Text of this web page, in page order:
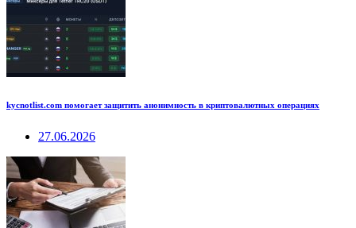
kycnotlist.com помогает защитить анонимность в криптовалютных операциях
27.06.2026